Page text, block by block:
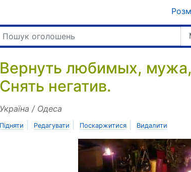
Вернуть любимых,
Снять негатив.
Україна / Одеса
Підняти Редагувати Поскаржитися Видалити